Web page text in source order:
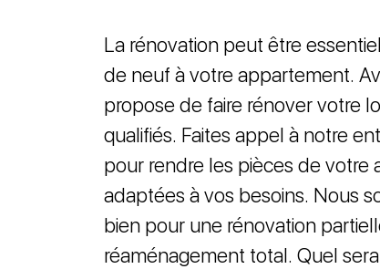
La rénovation peut être
de neuf à votre appartement.
propose de faire rénover votre
qualifiés. Faites appel à notre
pour rendre les pièces de votre
adaptées à vos besoins. Nous
bien pour une rénovation
réaménagement total. Quel